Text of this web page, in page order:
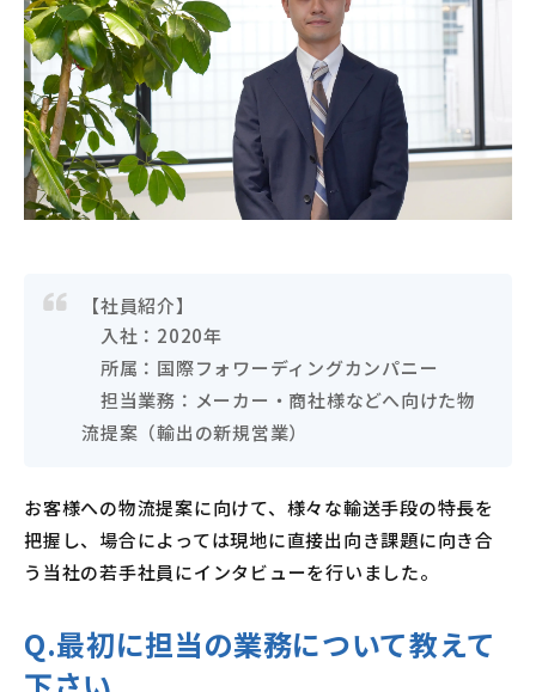
【社員紹介】
入社：2020年
所属：国際フォワーディングカンパニー
担当業務：メーカー・商社様などへ向けた物
流提案（輸出の新規営業）
お客様への物流提案に向けて、様々な輸送手段の特長を
把握し、場合によっては現地に直接出向き課題に向き合
う当社の若手社員にインタビューを行いました。
Q.最初に担当の業務について教えて
下さい